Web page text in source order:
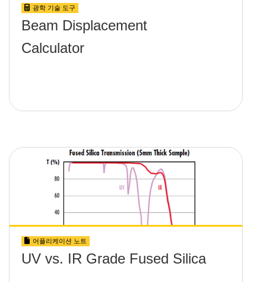
광학 기술 도구
Beam Displacement
Calculator
어플리케이션 노트
UV vs. IR Grade Fused Silica